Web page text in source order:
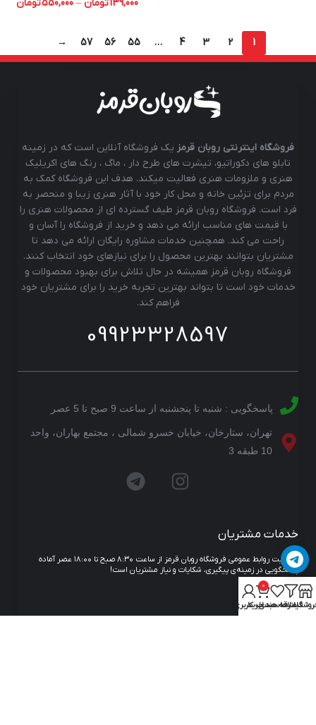
139,000تومان –
550,000تومان
1
2
3
4
…
55
56
57
→
فروشگاه اینترنتی روبان قرمز یک فروشگاه آنلاین است که در زمینه
تابلو های دکوراتیو، تیشرت های طرح دار ، ماگ ، رنگ های اکریلیک
هنری و ملزومات هنری فعالیت میکند. هدف این فروشگاه کمک به
مردم برای تزئین خانه و محل کار خود با آثار هنری زیبا و منحصر به
فرد است. فروشگاه روبان قرمز طیف گسترده ای از محصولات هنری را
با قیمت های مناسب ارائه می دهد و خرید از فروشگاه را آسان و
راحت می کند. همچنین خدمات مشاوره رایگان ارائه می دهد تا
مشتریان بتوانند بهترین محصول را برای نیازهای خود انتخاب کنند.
فروشگاه روبان قرمز همیشه در حال تلاش برای بهبود محصولات و
خدمات خود است تا بتواند بهترین تجربه خرید را برای مشتریان خود
فراهم کند.
09923328597
پاسخگویی : شنبه تا پنجشنبه از ساعت 9 صبح تا 5 عصر
تهران، ستارخان، خیابان خسرو شمالی ، مجتمع بهاران، واحد
10 طبقه 3
خدمات مشتریان
مدیریت روابط عمومی فروشگاه روبان قرمز از ساعت ۸:۳۰ صبح تا ۱۸:۰۰ عصر آماده
پاسخگویی در زمینه‌ی پیگیری، شکایات و نیاز مشتریان است!
فیلترها
علاقه مندی
0
سبد خرید
حساب کاربری من